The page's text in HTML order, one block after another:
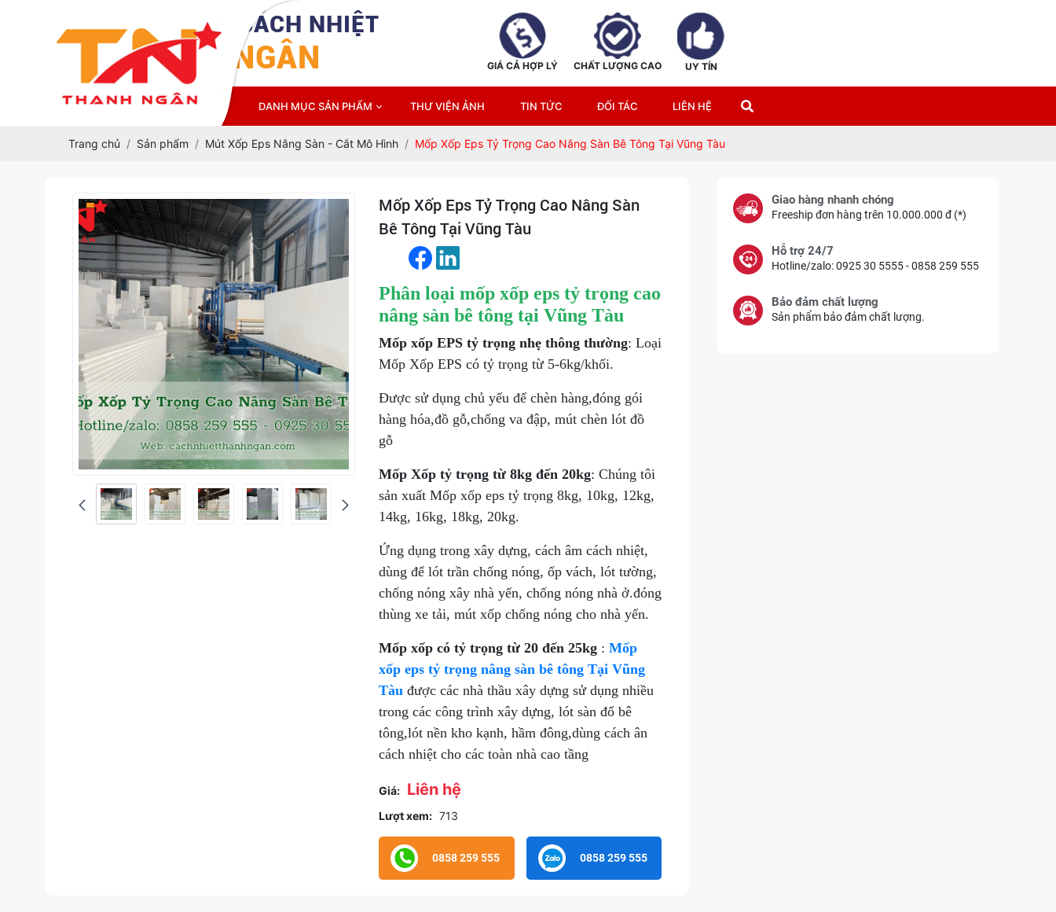
CÔNG TY TNHH CÁCH NHIỆT
THANH NGÂN GIÁ CẢ HỢP LÝ CHẤT LƯỢNG CAO UY TÍN
TRANG CHỦ GIỚI THIỆU DANH MỤC SẢN PHẨM THƯ VIỆN ẢNH TIN TỨC ĐỐI TÁC LIÊN HỆ
Trang chủ Sản phẩm Mút Xốp Eps Nâng Sàn - Cắt Mô Hình Mốp Xốp Eps Tỷ Trọng Cao Nâng Sàn Bê Tông Tại Vũng Tàu
Mốp Xốp Eps Tỷ Trọng Cao Nâng Sàn
Bê Tông Tại Vũng Tàu
Phân loại mốp xốp eps tỷ trọng cao
nâng sàn bê tông tại Vũng Tàu
Mốp xốp EPS tỷ trọng nhẹ thông thường: Loại
Mốp Xốp EPS có tỷ trọng từ 5-6kg/khối.
Được sử dụng chủ yếu để chèn hàng,đóng gói
hàng hóa,đồ gỗ,chống va đập, mút chèn lót đồ
gỗ
Mốp Xốp tỷ trọng từ 8kg đến 20kg: Chúng tôi
sản xuất Mốp xốp eps tỷ trọng 8kg, 10kg, 12kg,
14kg, 16kg, 18kg, 20kg.
Ứng dụng trong xây dựng, cách âm cách nhiệt,
dùng để lót trần chống nóng, ốp vách, lót tường,
chống nóng xây nhà yến, chống nóng nhà ở.đóng
thùng xe tải, mút xốp chống nóng cho nhà yến.
Mốp xốp có tỷ trọng từ 20 đến 25kg : Mốp
xốp eps tỷ trọng nâng sàn bê tông Tại Vũng
Tàu được các nhà thầu xây dựng sử dụng nhiều
trong các công trình xây dựng, lót sàn đổ bê
tông,lót nền kho kạnh, hầm đông,dùng cách ân
cách nhiệt cho các toàn nhà cao tầng
Giá: Liên hệ
Lượt xem: 713
0858 259 555 0858 259 555
Giao hàng nhanh chóng
Freeship đơn hàng trên 10.000.000 đ (*)
Hỗ trợ 24/7
Hotline/zalo: 0925 30 5555 - 0858 259 555
Bảo đảm chất lượng
Sản phẩm bảo đảm chất lượng.